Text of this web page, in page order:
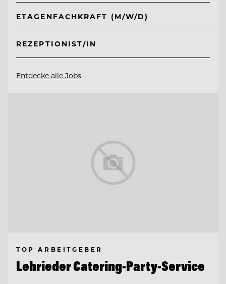
ETAGENFACHKRAFT (M/W/D)
REZEPTIONIST/IN
Entdecke alle Jobs
TOP ARBEITGEBER
Lehrieder Catering-Party-Service